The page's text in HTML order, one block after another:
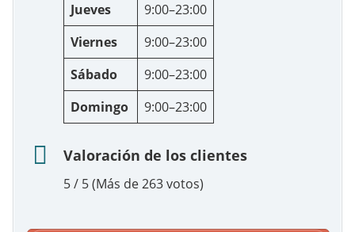
Jueves
9:00–23:00
Viernes
9:00–23:00
Sábado
9:00–23:00
Domingo
9:00–23:00
Valoración de los clientes
5 / 5 (Más de 263 votos)